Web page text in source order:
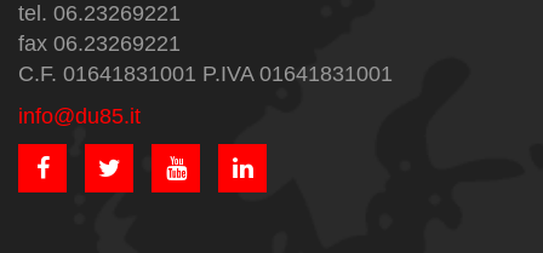
tel. 06.23269221
fax 06.23269221
C.F. 01641831001 P.IVA 01641831001
info@du85.it